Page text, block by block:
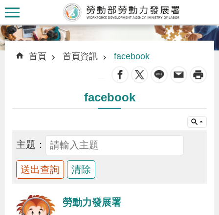
跳到主要內容區塊
署
訊
發
:::
::: 首頁 首頁資訊 facebook
facebook
主題：
勞動力發展署